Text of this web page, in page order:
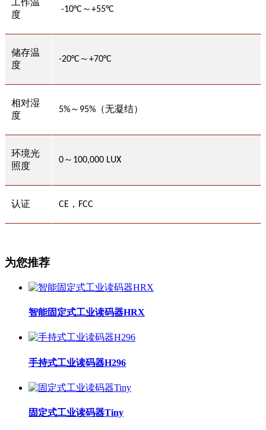
工作温
度
-10°C ～+55°C
储存温
度
-20°C ～+70°C
相对湿
度
5%～ 95% （无凝结）
环境光
照度
0～ 100,000 LUX
认证 CE ， FCC
为您推荐
智能固定式工业读码器HRX
手持式工业读码器H296
固定式工业读码器Tiny